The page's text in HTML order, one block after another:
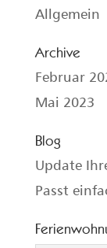
Allgemein
Archive
Februar
Mai 2023
Blog
Update
Passt